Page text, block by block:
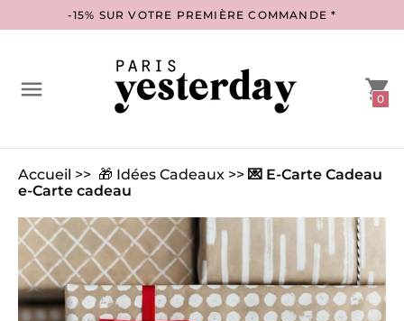
-15% SUR VOTRE PREMIÈRE COMMANDE *
0
Accueil >> 🎁 Idées Cadeaux >> 💌 E-Carte Cadeau
e-Carte cadeau